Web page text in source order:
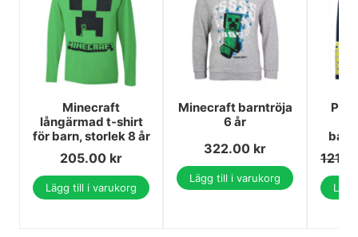
Minecraft
långärmad t-shirt
för barn, storlek 8 år
205.00 kr
Lägg till i varukorg
Minecraft barntröja
6 år
322.00 kr
Lägg till i varukorg